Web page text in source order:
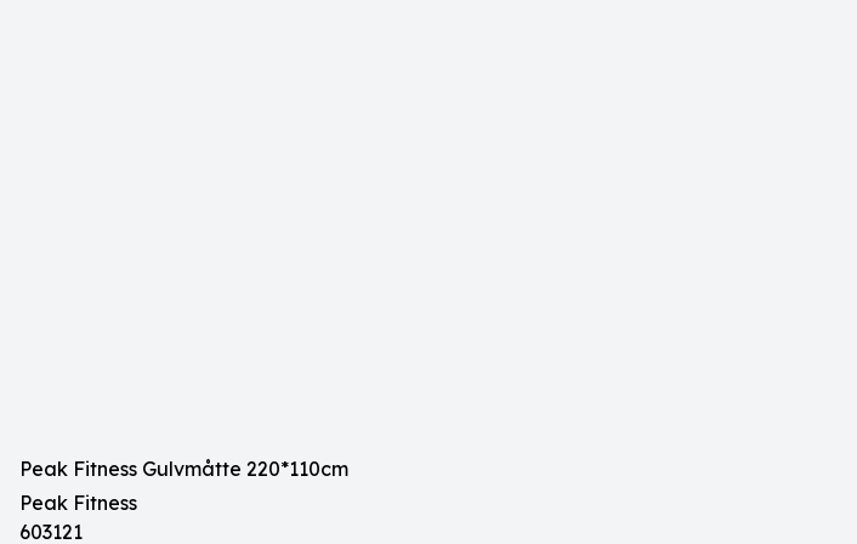
Peak Fitness Gulvmåtte 220*110cm
Peak Fitness
603121